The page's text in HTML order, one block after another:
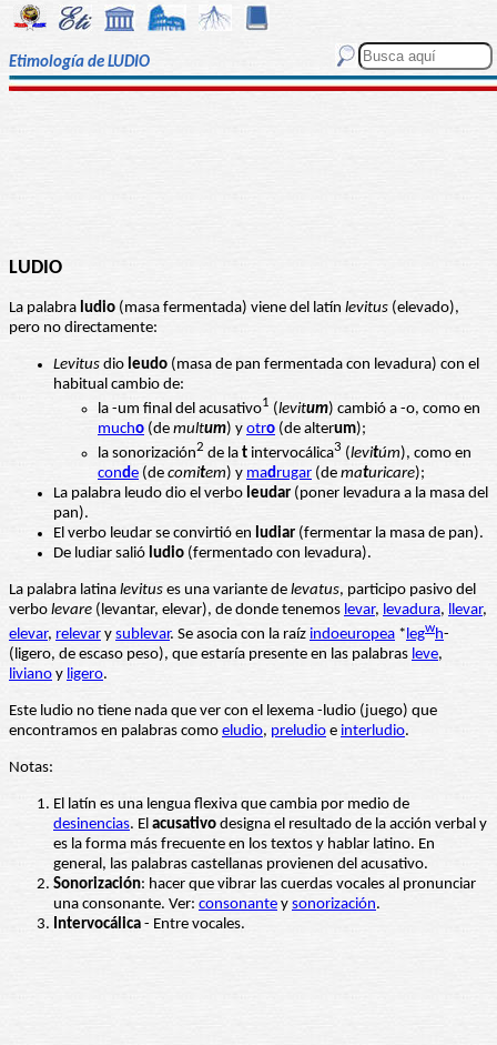
Etimología de LUDIO
LUDIO
La palabra ludio (masa fermentada) viene del latín levitus (elevado),
pero no directamente:
Levitus dio leudo (masa de pan fermentada con levadura) con el
habitual cambio de:
la -um final del acusativo1 (levitum) cambió a -o, como en
mucho (de multum) y otro (de alterum);
la sonorización2 de la t intervocálica3 (levitúm), como en
conde (de comitem) y madrugar (de maturicare);
La palabra leudo dio el verbo leudar (poner levadura a la masa del
pan).
El verbo leudar se convirtió en ludiar (fermentar la masa de pan).
De ludiar salió ludio (fermentado con levadura).
La palabra latina levitus es una variante de levatus, participo pasivo del
verbo levare (levantar, elevar), de donde tenemos levar, levadura, llevar,
elevar, relevar y sublevar. Se asocia con la raíz indoeuropea *legwh-
(ligero, de escaso peso), que estaría presente en las palabras leve,
liviano y ligero.
Este ludio no tiene nada que ver con el lexema -ludio (juego) que
encontramos en palabras como eludio, preludio e interludio.
Notas:
El latín es una lengua flexiva que cambia por medio de
desinencias. El acusativo designa el resultado de la acción verbal y
es la forma más frecuente en los textos y hablar latino. En
general, las palabras castellanas provienen del acusativo.
Sonorización: hacer que vibrar las cuerdas vocales al pronunciar
una consonante. Ver: consonante y sonorización.
Intervocálica - Entre vocales.